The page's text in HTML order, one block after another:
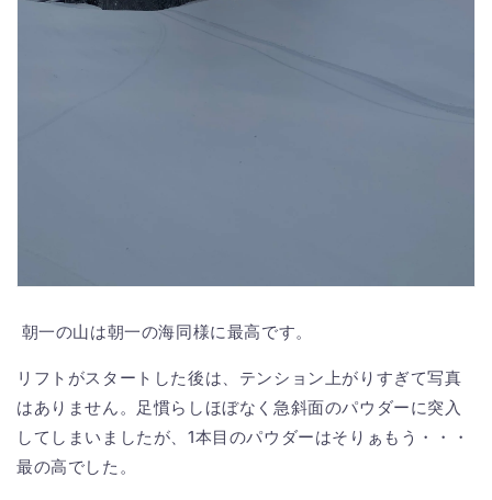
朝一の山は朝一の海同様に最高です。
リフトがスタートした後は、テンション上がりすぎて写真
はありません。足慣らしほぼなく急斜面のパウダーに突入
してしまいましたが、1本目のパウダーはそりぁもう・・・
最の高でした。